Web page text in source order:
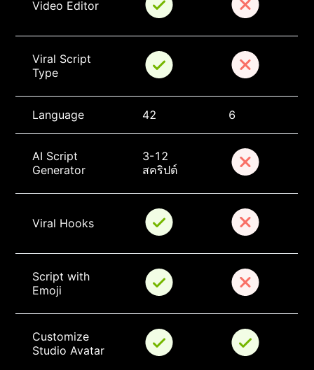
Video Editor
Viral Script
Type
Language 42 6
AI Script
Generator
3-12
สคริปต์
Viral Hooks
Script with
Emoji
Customize
Studio Avatar